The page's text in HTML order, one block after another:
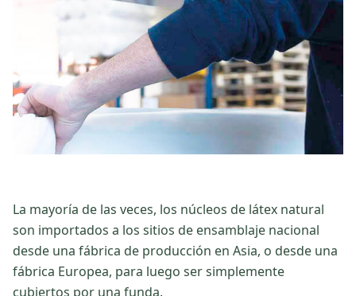
La mayoría de las veces, los núcleos de látex natural
son importados a los sitios de ensamblaje nacional
desde una fábrica de producción en Asia, o desde una
fábrica Europea, para luego ser simplemente
cubiertos por una funda.